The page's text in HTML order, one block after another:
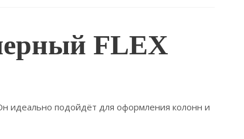
FLEX
идеально подойдёт для оформления колонн и